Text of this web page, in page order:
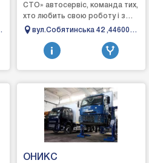
СТО» автосервіс, команда тих,
хто любить свою роботу і з
задоволенням допомагаємо
вашим автомобі...
вул.Собятинська 42 ,44600
Маневичі
ОНИКС